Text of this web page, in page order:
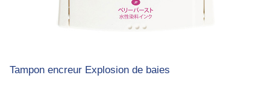
Tampon encreur Explosion de baies